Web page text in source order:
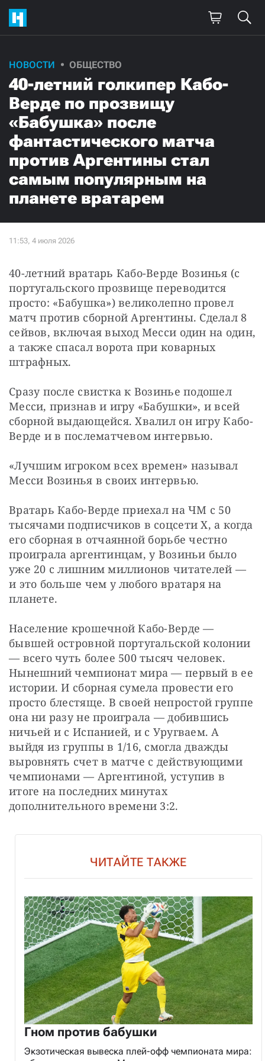
НОВОСТИ ОБЩЕСТВО
40-летний голкипер Кабо-
Верде по прозвищу
«Бабушка» после
фантастического матча
против Аргентины стал
самым популярным на
планете вратарем
40-летний вратарь Кабо-Верде Возинья (с
португальского прозвище переводится
просто: «Бабушка») великолепно провел
матч против сборной Аргентины. Сделал 8
сейвов, включая выход Месси один на один,
а также спасал ворота при коварных
штрафных.
Сразу после свистка к Возинье подошел
Месси, признав и игру «Бабушки», и всей
сборной выдающейся. Хвалил он игру Кабо-
Верде и в послематчевом интервью.
«Лучшим игроком всех времен» называл
Месси Возинья в своих интервью.
Вратарь Кабо-Верде приехал на ЧМ с 50
тысячами подписчиков в соцсети X, а когда
его сборная в отчаянной борьбе честно
проиграла аргентинцам, у Возиньи было
уже 20 с лишним миллионов читателей —
и это больше чем у любого вратаря на
планете.
Население крошечной Кабо-Верде —
бывшей островной португальской колонии
— всего чуть более 500 тысяч человек.
Нынешний чемпионат мира — первый в ее
истории. И сборная сумела провести его
просто блестяще. В своей непростой группе
она ни разу не проиграла — добившись
ничьей и с Испанией, и с Уругваем. А
выйдя из группы в 1/16, смогла дважды
выровнять счет в матче с действующими
чемпионами — Аргентиной, уступив в
итоге на последних минутах
дополнительного времени 3:2.
ЧИТАЙТЕ ТАКЖЕ
Гном против бабушки
Экзотическая вывеска плей-офф чемпионата мира: